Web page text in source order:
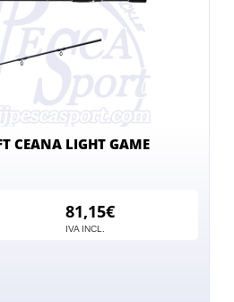
CEANA LIGHT GAME
81,15€
IVA INCL.